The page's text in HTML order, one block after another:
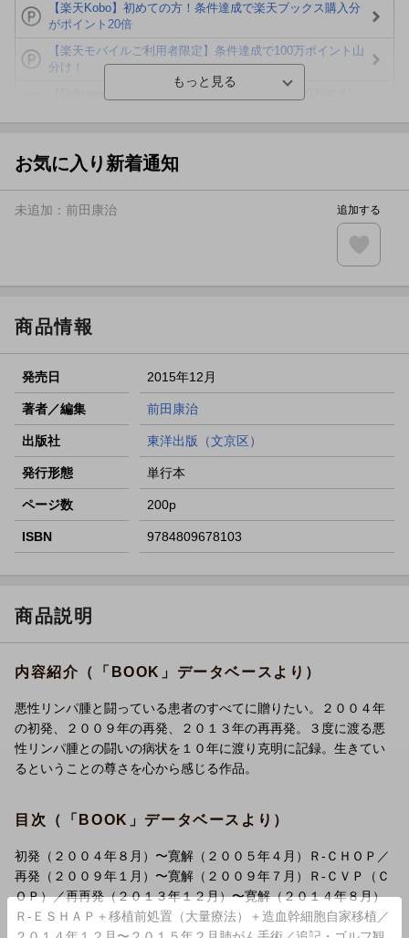
【楽天Kobo】初めての方！条件達成で楽天ブックス購入分
がポイント20倍
【楽天モバイルご利用者限定】条件達成で100万ポイント山
分け！
が当たる！
楽天モバイル紹介キャンペーンの拡散で300円OFFクーポン
条件達成で楽天限定・宝塚歌劇 宙組貸切公演ペアチケット
お気に入り新着通知
未追加： 前田康治 追加する
商品情報
発売日 2015年12月
著者／編集 前田康治
出版社 東洋出版（文京区）
発行形態 単行本
ページ数 200p
ISBN 9784809678103
商品説明
内容紹介（「BOOK」データベースより）
悪性リンパ腫と闘っている患者のすべてに贈りたい。２００４年
の初発、２００９年の再発、２０１３年の再再発。３度に渡る悪
性リンパ腫との闘いの病状を１０年に渡り克明に記録。生きてい
るということの尊さを心から感じる作品。
目次（「BOOK」データベースより）
初発（２００４年８月）〜寛解（２００５年４月）Ｒ-ＣＨＯＰ／
再発（２００９年１月）〜寛解（２００９年７月）Ｒ-ＣＶＰ（Ｃ
ＯＰ）／再再発（２０１３年１２月）〜寛解（２０１４年８月）
Ｒ-ＥＳＨＡＰ＋移植前処置（大量療法）＋造血幹細胞自家移植／